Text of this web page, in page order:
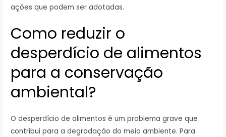
ações que podem ser adotadas.
Como reduzir o
desperdício de alimentos
para a conservação
ambiental?
O desperdício de alimentos é um problema grave que
contribui para a degradação do meio ambiente. Para